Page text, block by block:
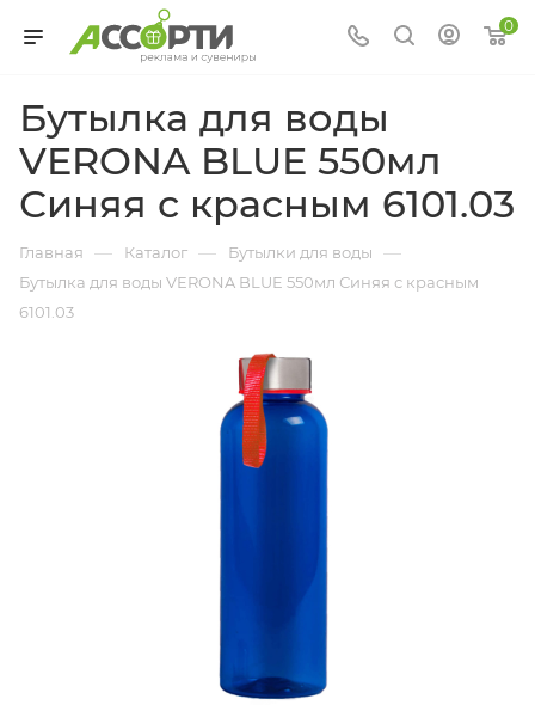
0
Бутылка для воды
VERONA BLUE 550мл
Синяя с красным 6101.03
Главная — Каталог — Бутылки для воды —
Бутылка для воды VERONA BLUE 550мл Синяя с красным
6101.03